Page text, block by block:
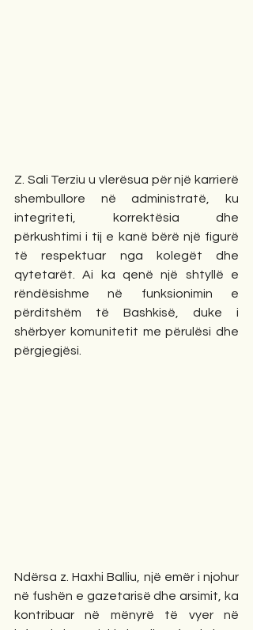
Z. Sali Terziu u vlerësua për një karrierë
shembullore në administratë, ku
integriteti, korrektësia dhe
përkushtimi i tij e kanë bërë një figurë
të respektuar nga kolegët dhe
qytetarët. Ai ka qenë një shtyllë e
rëndësishme në funksionimin e
përditshëm të Bashkisë, duke i
shërbyer komunitetit me përulësi dhe
përgjegjësi.
Ndërsa z. Haxhi Balliu, një emër i njohur
në fushën e gazetarisë dhe arsimit, ka
kontribuar në mënyrë të vyer në